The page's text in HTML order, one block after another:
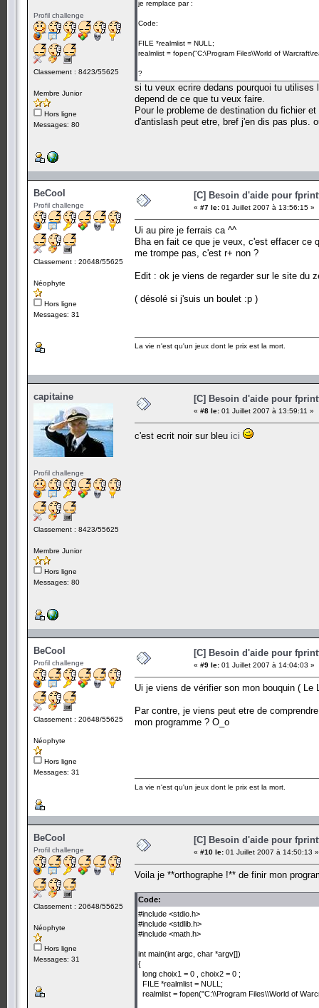
Profil challenge
Classement : 8423/55625
Membre Junior
Hors ligne
Messages: 80
je remplace par :
Code:
FILE *realmlist = NULL;
realmlist = fopen("C:\Program Files\World of
?
si tu veux ecrire dedans pourquoi tu
depend de ce que tu veux faire.
Pour le probleme de destination du fichier
d'antislash peut etre, bref j'en dis pas plus.
BeCool
Profil challenge
Classement : 20648/55625
Néophyte
Hors ligne
Messages: 31
[C] Besoin d'aide pour
« #7 le: 01 Juillet 2007 à 13:56:15 »
Ui au pire je ferrais ca ^^
Bha en fait ce que je veux, c'est effacer ce
me trompe pas, c'est r+ non ?
Edit : ok je viens de regarder sur le site du
( désolé si j'suis un boulet :p )
La vie n'est qu'un jeux dont le prix est la mort.
capitaine
Profil challenge
Classement : 8423/55625
Membre Junior
Hors ligne
Messages: 80
[C] Besoin d'aide pour
« #8 le: 01 Juillet 2007 à 13:59:11 »
c'est ecrit noir sur bleu ici
BeCool
Profil challenge
Classement : 20648/55625
Néophyte
Hors ligne
Messages: 31
[C] Besoin d'aide pour
« #9 le: 01 Juillet 2007 à 14:04:03 »
Ui je viens de vérifier son mon bouquin (
Par contre, je viens peut etre de
mon programme ? O_o
La vie n'est qu'un jeux dont le prix est la mort.
BeCool
Profil challenge
Classement : 20648/55625
Néophyte
Hors ligne
Messages: 31
[C] Besoin d'aide pour
« #10 le: 01 Juillet 2007 à 14:50:13 »
Voila je **orthographe !** de finir mon
Code:
#include <stdio.h>
#include <stdlib.h>
#include <math.h>
int main(int argc, char *argv[])
{
long choix1 = 0 , choix2 = 0 ;
FILE *realmlist = NULL;
realmlist = fopen("C:\\Program Files\\World of